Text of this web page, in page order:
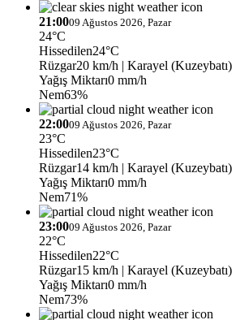
21:0009 Ağustos 2026, Pazar
24°C
Hissedilen24°C
Rüzgar20 km/h | Karayel (Kuzeybatı)
Yağış Miktarı0 mm/h
Nem63%
22:0009 Ağustos 2026, Pazar
23°C
Hissedilen23°C
Rüzgar14 km/h | Karayel (Kuzeybatı)
Yağış Miktarı0 mm/h
Nem71%
23:0009 Ağustos 2026, Pazar
22°C
Hissedilen22°C
Rüzgar15 km/h | Karayel (Kuzeybatı)
Yağış Miktarı0 mm/h
Nem73%